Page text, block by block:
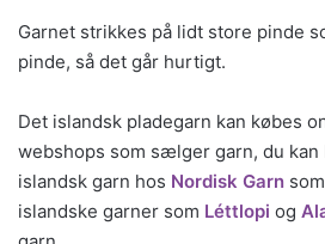
Garnet strikkes på lidt store pinde
pinde, så det går hurtigt.
Det islandsk pladegarn kan købes
webshops som sælger garn, du kan
islandsk garn hos Nordisk Garn
islandske garner som Léttlopi og